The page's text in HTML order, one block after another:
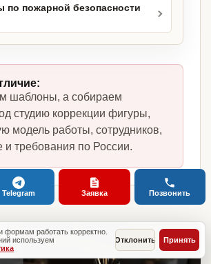
по пожарной безопасности
шаблоны, а собираем
студию коррекции фигуры,
модель работы, сотрудников,
требования по России.
формам работать корректно.
используем
Отклонить Принять
Telegram Заявка Позвонить